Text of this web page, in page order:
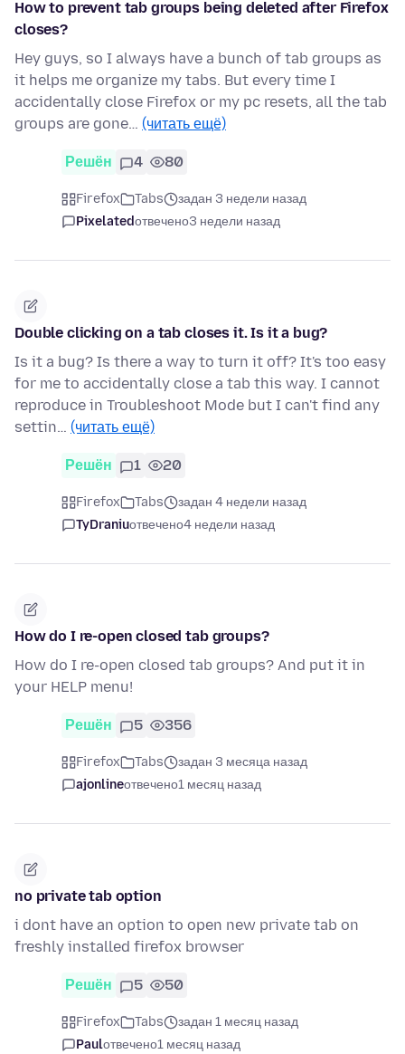
How to prevent tab groups being deleted after Firefox
closes?
Hey guys, so I always have a bunch of tab groups as
it helps me organize my tabs. But every time I
accidentally close Firefox or my pc resets, all the tab
groups are gone… (читать ещё)
Решён 4 80
Firefox Tabs
задан 3 недели назад
Pixelatedотвечено3 недели назад
Double clicking on a tab closes it. Is it a bug?
Is it a bug? Is there a way to turn it off? It's too easy
for me to accidentally close a tab this way. I cannot
reproduce in Troubleshoot Mode but I can't find any
settin… (читать ещё)
Решён 1 20
Firefox Tabs
задан 4 недели назад
TyDraniuотвечено4 недели назад
How do I re-open closed tab groups?
How do I re-open closed tab groups? And put it in
your HELP menu!
Решён 5 356
Firefox Tabs
задан 3 месяца назад
ajonlineотвечено1 месяц назад
no private tab option
i dont have an option to open new private tab on
freshly installed firefox browser
Решён 5 50
Firefox Tabs
задан 1 месяц назад
Paulотвечено1 месяц назад